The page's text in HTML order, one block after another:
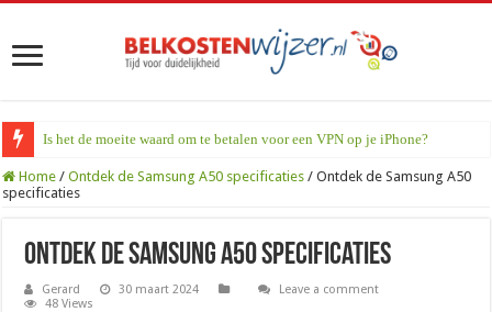
Is het de moeite waard om te betalen voor een VPN op je iPhone?
Home / Ontdek de Samsung A50 specificaties / Ontdek de Samsung A50
specificaties
Ontdek de Samsung A50 specificaties
Gerard 30 maart 2024
Leave a comment
48 Views